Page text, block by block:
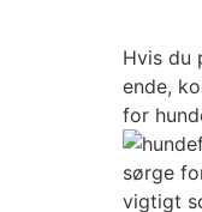
Hvis du
ende,
for
sørge
vigtigt